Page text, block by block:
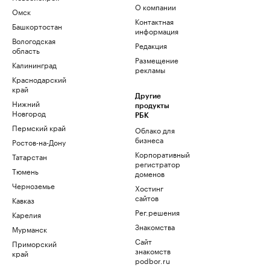
Омск
Башкортостан
Вологодская
область
Калининград
Краснодарский
край
Нижний
Новгород
Пермский край
Ростов-на-Дону
Татарстан
Тюмень
Черноземье
Кавказ
Карелия
Мурманск
Приморский
край
О компании
Контактная
информация
Редакция
Размещение
рекламы
Другие
продукты
РБК
Облако для
бизнеса
Корпоративный
регистратор
доменов
Хостинг
сайтов
Рег.решения
Знакомства
Сайт
знакомств
podbor.ru